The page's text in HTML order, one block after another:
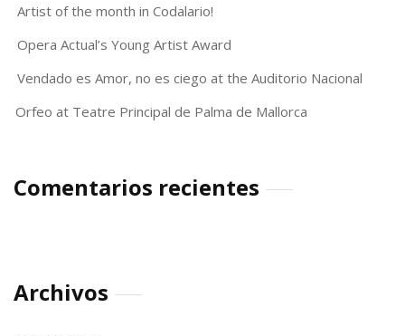
Artist of the month in Codalario!
Opera Actual’s Young Artist Award
Vendado es Amor, no es ciego at the Auditorio Nacional
Orfeo at Teatre Principal de Palma de Mallorca
Comentarios recientes
Archivos